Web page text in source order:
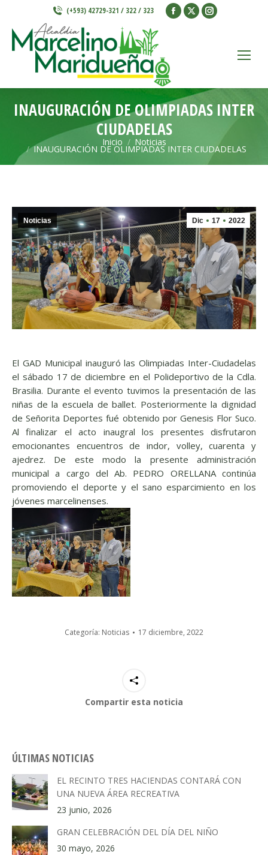
(+593) 42729-321 / 322 / 323
Facebook
window
X
window
Instagram
window
INAUGURACIÓN DE OLIMPIADAS INTER
CIUDADELAS
Estás aquí: Inicio Noticias
INAUGURACIÓN DE OLIMPIADAS INTER CIUDADELAS
Dic 17 2022
Noticias
El GAD Municipal inauguró las Olimpiadas Inter-Ciudadelas
el sábado 17 de diciembre en el Polideportivo de la Cdla.
Brasilia. Durante el evento tuvimos la presentación de las
niñas de la escuela de ballet. Posteriormente la dignidad
de Señorita Deportes fué obtenido por Genesis Flor Suco.
Al finalizar el acto inaugral los presentes disfrutaron
emocionantes encuentros de indor, volley, cuarenta y
ajedrez. De este modo la presente administración
municipal a cargo del Ab. PEDRO ORELLANA continúa
promoviendo el deporte y el sano esparcimiento en los
jóvenes marcelinenses.
Categoría: Noticias 17 diciembre, 2022
Compartir esta noticia
ÚLTIMAS NOTICIAS
EL RECINTO TRES HACIENDAS CONTARÁ CON
UNA NUEVA ÁREA RECREATIVA
23 junio, 2026
GRAN CELEBRACIÓN DEL DÍA DEL NIÑO
30 mayo, 2026